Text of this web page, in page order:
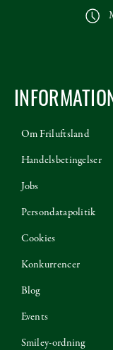
Om Friluftsland
Handelsbetingelser
Jobs
Persondatapolitik
Cookies
Konkurrencer
Blog
Events
Smiley-ordning